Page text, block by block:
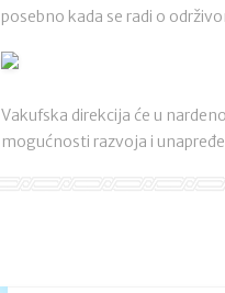
posebno kada se radi o
Vakufska direkcija će u
mogućnosti razvoja i